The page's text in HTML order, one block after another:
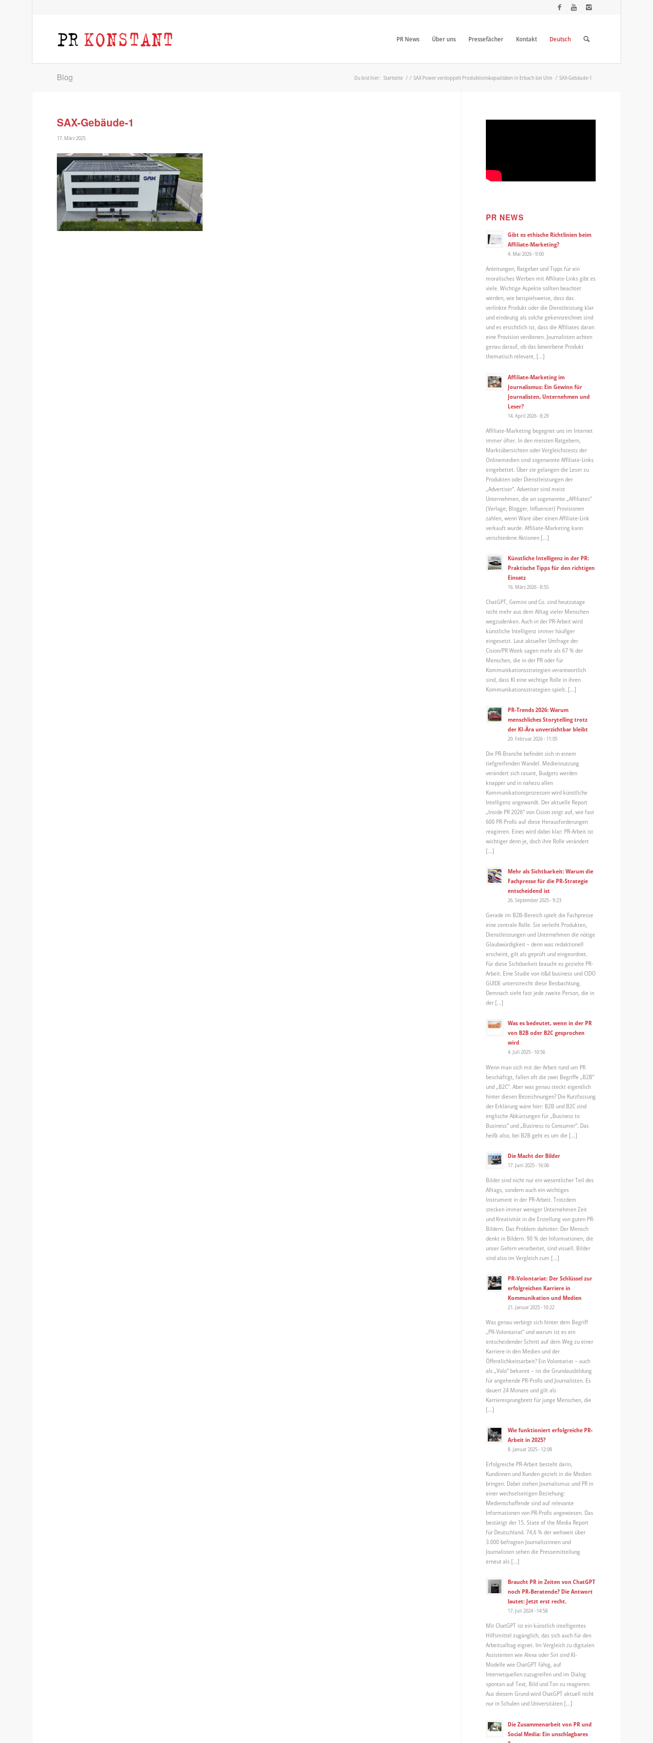
PR News Über uns Pressefächer Kontakt Deutsch
Blog Du bist hier: Startseite / / SAX Power verdoppelt Produktionskapazitäten in Erbach bei Ulm / SAX-Gebäude-1
SAX-Gebäude-1
17. März 2025
PR NEWS
Gibt es ethische Richtlinien beim
Affiliate-Marketing?
4. Mai 2026 - 9:00
Anleitungen, Ratgeber und Tipps für ein
moralisches Werben mit Affiliate-Links gibt es
viele. Wichtige Aspekte sollten beachtet
werden, wie beispielsweise, dass das
verlinkte Produkt oder die Dienstleistung klar
und eindeutig als solche gekennzeichnet sind
und es ersichtlich ist, dass die Affiliates daran
eine Provision verdienen. Journalisten achten
genau darauf, ob das beworbene Produkt
thematisch relevant, […]
Affiliate-Marketing im
Journalismus: Ein Gewinn für
Journalisten, Unternehmen und
Leser?
14. April 2026 - 8:29
Affiliate-Marketing begegnet uns im Internet
immer öfter. In den meisten Ratgebern,
Marktübersichten oder Vergleichstests der
Onlinemedien sind sogenannte Affiliate-Links
eingebettet. Über sie gelangen die Leser zu
Produkten oder Dienstleistungen der
„Advertiser“. Advetiser sind meist
Unternehmen, die an sogenannte „Affiliates“
(Verlage, Blogger, Influencer) Provisionen
zahlen, wenn Ware über einen Affiliate-Link
verkauft wurde. Affiliate-Marketing kann
verschiedene Aktionen […]
Künstliche Intelligenz in der PR:
Praktische Tipps für den richtigen
Einsatz
16. März 2026 - 8:55
ChatGPT, Gemini und Co. sind heutzutage
nicht mehr aus dem Alltag vieler Menschen
wegzudenken. Auch in der PR-Arbeit wird
künstliche Intelligenz immer häufiger
eingesetzt. Laut aktueller Umfrage der
Cision/PR Week sagen mehr als 67 % der
Menschen, die in der PR oder für
Kommunikationsstrategien verantwortlich
sind, dass KI eine wichtige Rolle in ihren
Kommunikationsstrategien spielt. […]
PR-Trends 2026: Warum
menschliches Storytelling trotz
der KI-Ära unverzichtbar bleibt
20. Februar 2026 - 11:05
Die PR-Branche befindet sich in einem
tiefgreifenden Wandel. Mediennutzung
verändert sich rasant, Budgets werden
knapper und in nahezu allen
Kommunikationsprozessen wird künstliche
Intelligenz angewandt. Der aktuelle Report
„Inside PR 2026“ von Cision zeigt auf, wie fast
600 PR-Profis auf diese Herausforderungen
reagieren. Eines wird dabei klar: PR-Arbeit ist
wichtiger denn je, doch ihre Rolle verändert
[…]
Mehr als Sichtbarkeit: Warum die
Fachpresse für die PR-Strategie
entscheidend ist
26. September 2025 - 9:23
Gerade im B2B-Bereich spielt die Fachpresse
eine zentrale Rolle. Sie verleiht Produkten,
Dienstleistungen und Unternehmen die nötige
Glaubwürdigkeit – denn was redaktionell
erscheint, gilt als geprüft und eingeordnet.
Für diese Sichtbarkeit braucht es gezielte PR-
Arbeit. Eine Studie von it&d business und CIDO
GUIDE unterstreicht diese Beobachtung.
Demnach sieht fast jede zweite Person, die in
der […]
Was es bedeutet, wenn in der PR
von B2B oder B2C gesprochen
wird
4. Juli 2025 - 10:56
Wenn man sich mit der Arbeit rund um PR
beschäftigt, fallen oft die zwei Begriffe „B2B“
und „B2C“. Aber was genau steckt eigentlich
hinter diesen Bezeichnungen? Die Kurzfassung
der Erklärung wäre hier: B2B und B2C sind
englische Abkürzungen für „Business to
Business“ und „Business to Consumer“. Das
heißt also, bei B2B geht es um die […]
Die Macht der Bilder
17. Juni 2025 - 16:06
Bilder sind nicht nur ein wesentlicher Teil des
Alltags, sondern auch ein wichtiges
Instrument in der PR-Arbeit. Trotzdem
stecken immer weniger Unternehmen Zeit
und Kreativität in die Erstellung von guten PR-
Bildern. Das Problem dahinter: Der Mensch
denkt in Bildern. 90 % der Informationen, die
unser Gehirn verarbeitet, sind visuell. Bilder
sind also im Vergleich zum […]
PR-Volontariat: Der Schlüssel zur
erfolgreichen Karriere in
Kommunikation und Medien
21. Januar 2025 - 10:22
Was genau verbirgt sich hinter dem Begriff
„PR-Volontariat“ und warum ist es ein
entscheidender Schritt auf dem Weg zu einer
Karriere in den Medien und der
Öffentlichkeitsarbeit? Ein Volontariat – auch
als „Volo“ bekannt – ist die Grundausbildung
für angehende PR-Profis und Journalisten. Es
dauert 24 Monate und gilt als
Karrieresprungbrett für junge Menschen, die
[…]
Wie funktioniert erfolgreiche PR-
Arbeit in 2025?
8. Januar 2025 - 12:08
Erfolgreiche PR-Arbeit besteht darin,
Kundinnen und Kunden gezielt in die Medien
bringen. Dabei stehen Journalismus und PR in
einer wechselseitigen Beziehung:
Medienschaffende sind auf relevante
Informationen von PR-Profis angewiesen. Das
bestätigt der 15. State of the Media Report
für Deutschland. 74,6 % der weltweit über
3.000 befragten Journalistinnen und
Journalisten sehen die Pressemitteilung
erneut als […]
Braucht PR in Zeiten von ChatGPT
noch PR-Beratende? Die Antwort
lautet: Jetzt erst recht.
17. Juli 2024 - 14:58
Mit ChatGPT ist ein künstlich intelligentes
Hilfsmittel zugänglich, das sich auch für den
Arbeitsalltag eignet. Im Vergleich zu digitalen
Assistenten wie Alexa oder Siri sind KI-
Modelle wie ChatGPT fähig, auf
Internetquellen zuzugreifen und im Dialog
spontan auf Text, Bild und Ton zu reagieren.
Aus diesem Grund wird ChatGPT aktuell nicht
nur in Schulen und Universitäten […]
Die Zusammenarbeit von PR und
Social Media: Ein unschlagbares